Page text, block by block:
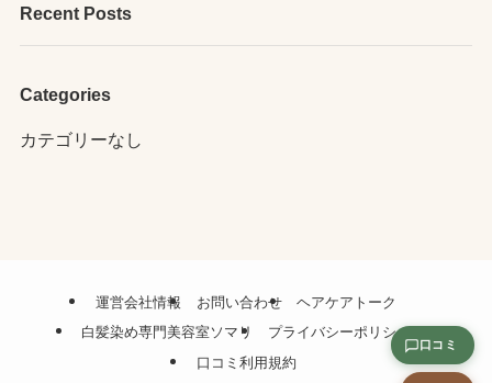
Recent Posts
Categories
カテゴリーなし
運営会社情報 お問い合わせ
ヘアケアトーク
白髪染め専門美容室ソマリ
プライバシーポリシー
口コミ利用規約
口コミ